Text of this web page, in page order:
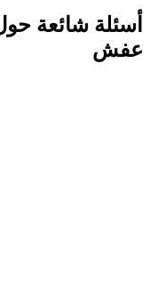
أسئلة شائعة
عفش